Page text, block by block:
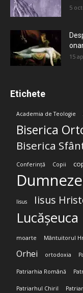
5
15
Etichete
Academia de Teologie
Biserica
Biserica
Conferință Copii
Iisus Iisus
Lucășeuca
moarte Mântuitorul
Orhei ortodoxia
Patriarhia Română
Patriarhul Chiril